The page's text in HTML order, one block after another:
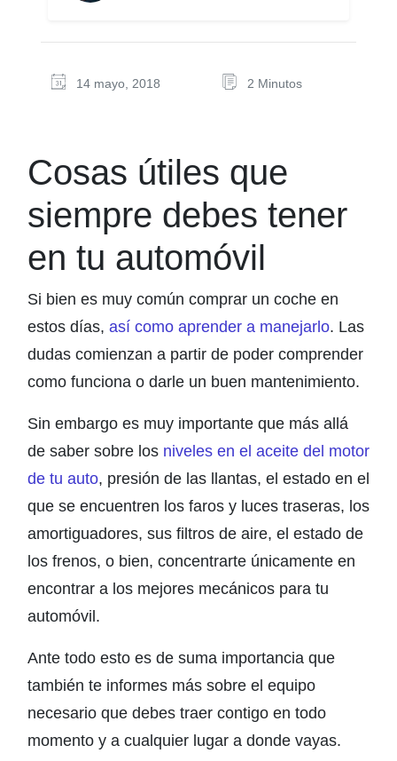
14 mayo, 2018 2 Minutos
Cosas útiles que
siempre debes tener
en tu automóvil
Si bien es muy común comprar un coche en
estos días, así como aprender a manejarlo. Las
dudas comienzan a partir de poder comprender
como funciona o darle un buen mantenimiento.
Sin embargo es muy importante que más allá
de saber sobre los niveles en el aceite del motor
de tu auto, presión de las llantas, el estado en el
que se encuentren los faros y luces traseras, los
amortiguadores, sus filtros de aire, el estado de
los frenos, o bien, concentrarte únicamente en
encontrar a los mejores mecánicos para tu
automóvil.
Ante todo esto es de suma importancia que
también te informes más sobre el equipo
necesario que debes traer contigo en todo
momento y a cualquier lugar a donde vayas.